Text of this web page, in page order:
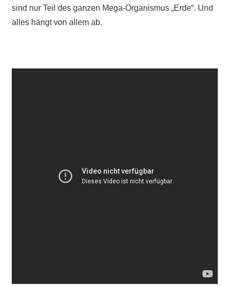
sind nur Teil des ganzen Mega-Organismus „Erde“. Und
alles hängt von allem ab.